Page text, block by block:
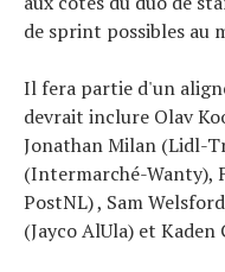
de sprint possibles au
Il fera partie d'un
devrait inclure Olav
Jonathan Milan (Lidl-
(Intermarché-Wanty),
PostNL) , Sam
(Jayco AlUla) et